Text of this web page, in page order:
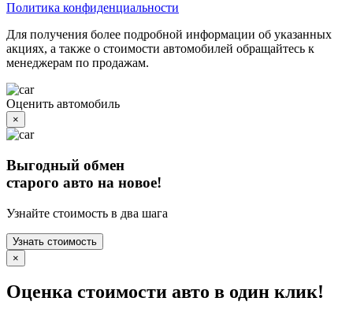
Политика конфиденциальности
Для получения более подробной информации об указанных
акциях, а также о стоимости автомобилей обращайтесь к
менеджерам по продажам.
Оценить автомобиль
×
Выгодный обмен
старого авто на новое!
Узнайте стоимость в два шага
Узнать стоимость
×
Оценка стоимости авто в один клик!